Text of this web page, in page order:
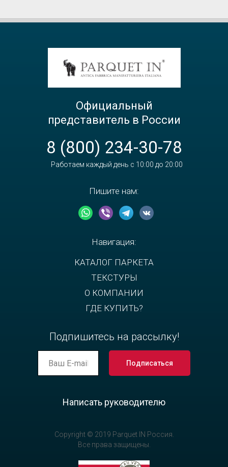
8 (800) 234-30-78
Официальный
представитель в России
Работаем каждый день с 10:00 до 20:00
Copyright © 2019 Parquet IN Россия.
Все права защищены.
Пишите нам:
Подписаться
Подпишитесь на рассылку!
Написать руководителю
Навигация:
КАТАЛОГ ПАРКЕТА
ТЕКСТУРЫ
О КОМПАНИИ
ГДЕ КУПИТЬ?